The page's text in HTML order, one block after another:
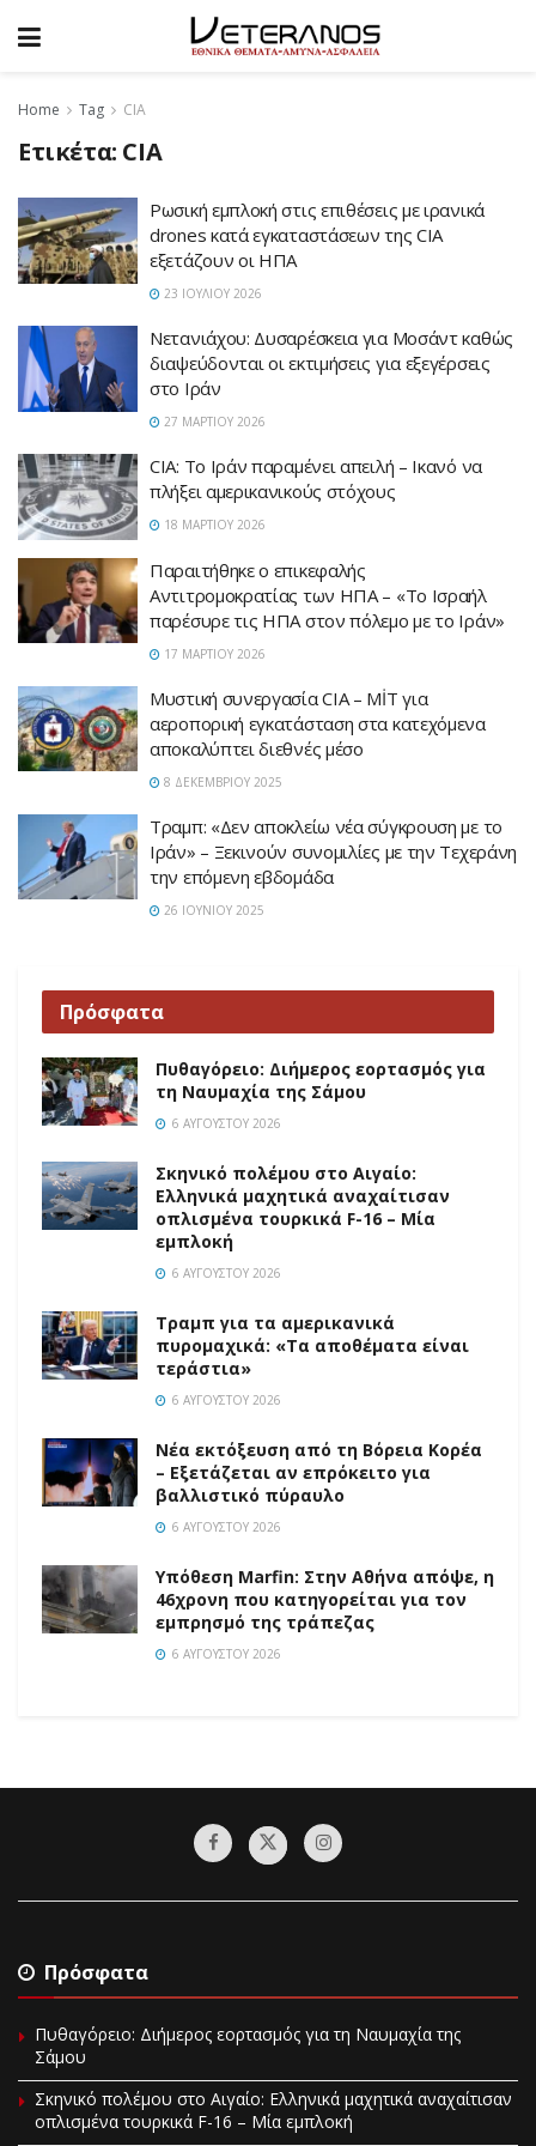
Home Tag CIA
Ετικέτα: CIA
Ρωσική εμπλοκή στις επιθέσεις με ιρανικά
drones κατά εγκαταστάσεων της CIA
εξετάζουν οι ΗΠΑ
23 ΙΟΥΛΊΟΥ 2026
Νετανιάχου: Δυσαρέσκεια για Μοσάντ καθώς
διαψεύδονται οι εκτιμήσεις για εξεγέρσεις
στο Ιράν
27 ΜΑΡΤΊΟΥ 2026
CIA: Το Ιράν παραμένει απειλή – Ικανό να
πλήξει αμερικανικούς στόχους
18 ΜΑΡΤΊΟΥ 2026
Παραιτήθηκε ο επικεφαλής
Αντιτρομοκρατίας των ΗΠΑ – «Το Ισραήλ
παρέσυρε τις ΗΠΑ στον πόλεμο με το Ιράν»
17 ΜΑΡΤΊΟΥ 2026
Μυστική συνεργασία CIA – MİT για
αεροπορική εγκατάσταση στα κατεχόμενα
αποκαλύπτει διεθνές μέσο
8 ΔΕΚΕΜΒΡΊΟΥ 2025
Τραμπ: «Δεν αποκλείω νέα σύγκρουση με το
Ιράν» – Ξεκινούν συνομιλίες με την Τεχεράνη
την επόμενη εβδομάδα
26 ΙΟΥΝΊΟΥ 2025
Πρόσφατα
Πυθαγόρειο: Διήμερος εορτασμός για
τη Ναυμαχία της Σάμου
6 ΑΥΓΟΎΣΤΟΥ 2026
Σκηνικό πολέμου στο Αιγαίο:
Ελληνικά μαχητικά αναχαίτισαν
οπλισμένα τουρκικά F-16 – Μία
εμπλοκή
6 ΑΥΓΟΎΣΤΟΥ 2026
Τραμπ για τα αμερικανικά
πυρομαχικά: «Τα αποθέματα είναι
τεράστια»
6 ΑΥΓΟΎΣΤΟΥ 2026
Νέα εκτόξευση από τη Βόρεια Κορέα
– Εξετάζεται αν επρόκειτο για
βαλλιστικό πύραυλο
6 ΑΥΓΟΎΣΤΟΥ 2026
Υπόθεση Marfin: Στην Αθήνα απόψε, η
46χρονη που κατηγορείται για τον
εμπρησμό της τράπεζας
6 ΑΥΓΟΎΣΤΟΥ 2026
Πρόσφατα
Πυθαγόρειο: Διήμερος εορτασμός για τη Ναυμαχία της
Σάμου
Σκηνικό πολέμου στο Αιγαίο: Ελληνικά μαχητικά αναχαίτισαν
οπλισμένα τουρκικά F-16 – Μία εμπλοκή